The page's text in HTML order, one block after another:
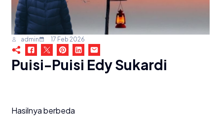
admin 17 Feb 2026
Puisi-Puisi Edy Sukardi
Hasilnya berbeda